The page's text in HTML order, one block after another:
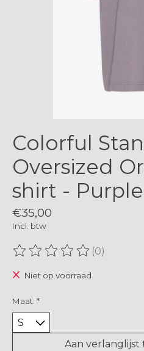
Colorful
Oversized
shirt -
€35,00
Incl. btw
De beoordeling van dit
(0)
Niet op voorraad
Maat: *
Aan verlanglijst